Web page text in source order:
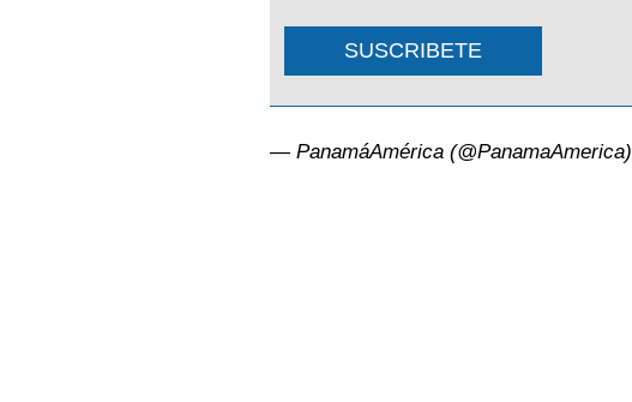
SUSCRIBETE
— PanamáAmérica (@PanamaAmerica)